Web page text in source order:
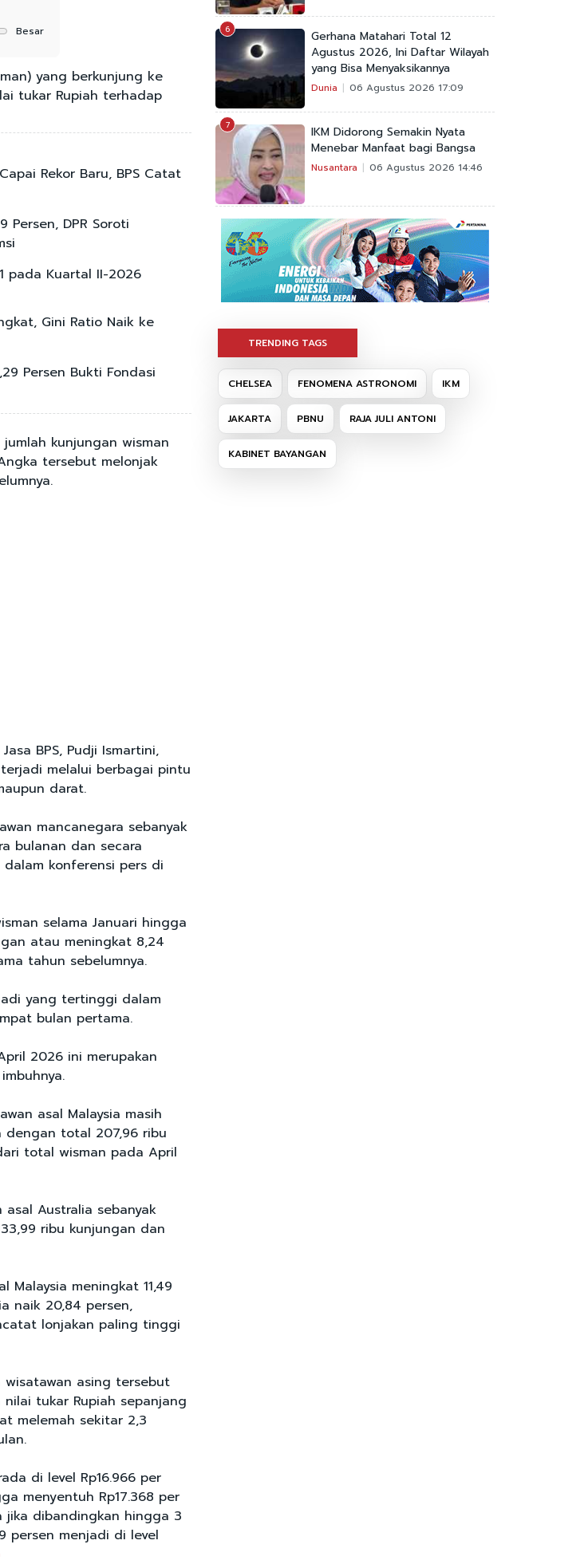
Besar
yang berkunjung ke
tukar Rupiah terhadap
Rekor Baru, BPS Catat
Persen, DPR Soroti
pada Kuartal II-2026
Gini Ratio Naik ke
Persen Bukti Fondasi
kunjungan wisman
tersebut melonjak
BPS, Pudji Ismartini,
melalui berbagai pintu
darat.
mancanegara sebanyak
bulanan dan secara
konferensi pers di
selama Januari hingga
atau meningkat 8,24
tahun sebelumnya.
yang tertinggi dalam
bulan pertama.
2026 ini merupakan
asal Malaysia masih
dengan total 207,96 ribu
total wisman pada April
Australia sebanyak
ribu kunjungan dan
Malaysia meningkat 11,49
naik 20,84 persen,
lonjakan paling tinggi
wisatawan asing tersebut
tukar Rupiah sepanjang
melemah sekitar 2,3
di level Rp16.966 per
menyentuh Rp17.368 per
jika dibandingkan hingga 3
persen menjadi di level
6
Gerhana Matahari Total 12
Agustus 2026, Ini Daftar Wilayah
yang Bisa Menyaksikannya
Dunia 06 Agustus 2026 17:09
7
IKM Didorong Semakin Nyata
Menebar Manfaat bagi Bangsa
Nusantara 06 Agustus 2026 14:46
TRENDING TAGS
CHELSEA FENOMENA ASTRONOMI IKM
JAKARTA PBNU RAJA JULI ANTONI
KABINET BAYANGAN